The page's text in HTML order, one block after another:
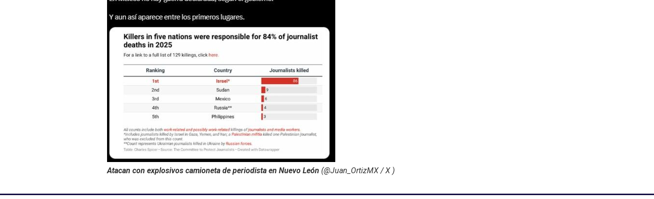
Atacan con explosivos camioneta de periodista en Nuevo León (@Juan_OrtizMX / X )